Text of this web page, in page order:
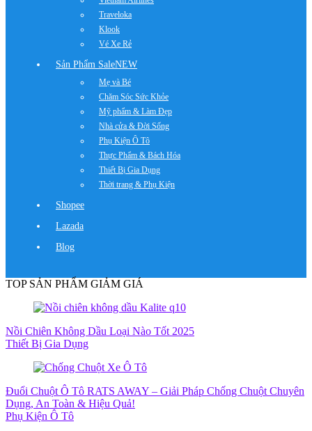
Traveloka
Klook
Vé Xe Rẻ
Sản Phẩm SaleNEW
Mẹ và Bé
Chăm Sóc Sức Khỏe
Mỹ phẩm & Làm Đẹp
Nhà cửa & Đời Sống
Phụ Kiện Ô Tô
Thực Phẩm & Bách Hóa
Thiết Bị Gia Dụng
Thời trang & Phụ Kiện
Shopee
Lazada
Blog
TOP SẢN PHẨM GIẢM GIÁ
Nồi Chiên Không Dầu Loại Nào Tốt 2025
Thiết Bị Gia Dụng
Đuổi Chuột Ô Tô RATS AWAY – Giải Pháp Chống Chuột Chuyên
Dụng, An Toàn & Hiệu Quả!
Phụ Kiện Ô Tô